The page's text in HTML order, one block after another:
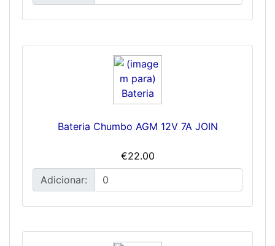
Bateria Chumbo AGM 12V 7A JOIN
€22.00
Adicionar: